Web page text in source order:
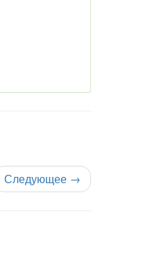
Следующее →